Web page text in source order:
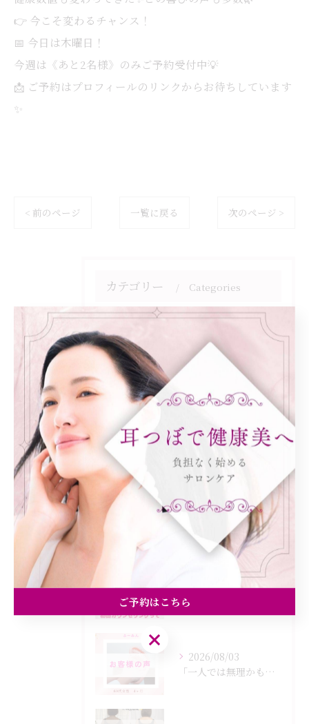
👉 今こそ変わるチャンス！
📅 今日は木曜日！
今週は《あと2名様》のみご予約受付中💡
📩 ご予約はプロフィールのリンクからお待ちしています
✨
< 前のページ 一覧に戻る 次のページ >
カテゴリー Categories
ダイエット
健康
美容エステ
食欲
痩身
最近の投稿 Recent Posts
2026/08/03
「一人では無理かも…」
ご予約はこちら
ご予約はこちら